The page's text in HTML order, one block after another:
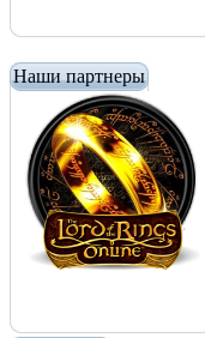
Наши партнеры